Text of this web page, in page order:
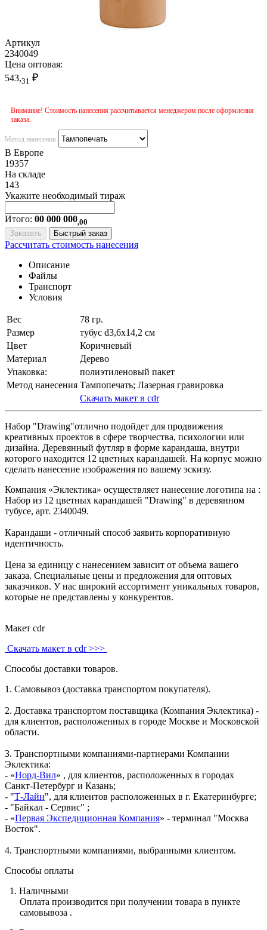
Артикул
2340049
Цена оптовая:
543,31 ₽
Внимание! Стоимость нанесения рассчитывается менеджером после оформления
заказа.
Метод нанесения
В Европе
19357
На складе
143
Укажите необходимый тираж
Итого: 00 000 000,00
Заказать
Быстрый заказ
Рассчитать стоимость нанесения
Описание
Файлы
Транспорт
Условия
Вес
78 гр.
Размер
тубус d3,6х14,2 см
Цвет
Коричневый
Материал
Дерево
Упаковка:
полиэтиленовый пакет
Метод нанесения Тампопечать; Лазерная гравировка
Скачать макет в cdr
Набор "Drawing"отлично подойдет для продвижения
креативных проектов в сфере творчества, психологии или
дизайна. Деревянный футляр в форме карандаша, внутри
которого находится 12 цветных карандашей. На корпус можно
сделать нанесение изображения по вашему эскизу.
Компания «Эклектика» осуществляет нанесение логотипа на :
Набор из 12 цветных карандашей "Drawing" в деревянном
тубусе, арт. 2340049.
Карандаши - отличный способ заявить корпоративную
идентичность.
Цена за единицу с нанесением зависит от объема вашего
заказа. Специальные цены и предложения для оптовых
заказчиков. У нас широкий ассортимент уникальных товаров,
которые не представлены у конкурентов.
Макет cdr
Скачать макет в cdr >>>
Способы доставки товаров.
1. Самовывоз (доставка транспортом покупателя).
2. Доставка транспортом поставщика (Компания Эклектика) -
для клиентов, расположенных в городе Москве и Московской
области.
3. Транспортными компаниями-партнерами Компании
Эклектика:
- «Норд-Вил» , для клиентов, расположенных в городах
Санкт-Петербург и Казань;
- "Т-Лайн", для клиентов расположенных в г. Екатеринбурге;
- "Байкал - Сервис" ;
- «Первая Экспедиционная Компания» - терминал "Москва
Восток".
4. Транспортными компаниями, выбранными клиентом.
Способы оплаты
1. Наличными
Оплата производится при получении товара в пункте
самовывоза .